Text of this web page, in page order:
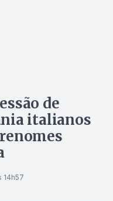
de
italianos
14h57